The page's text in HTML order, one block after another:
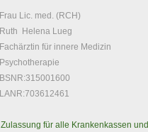
Frau Lic. med. (RCH)
Ruth Helena Lueg
Fachärztin für innere Medizin
Psychotherapie
BSNR:315001600
LANR:703612461
Zulassung für alle Krankenkassen und